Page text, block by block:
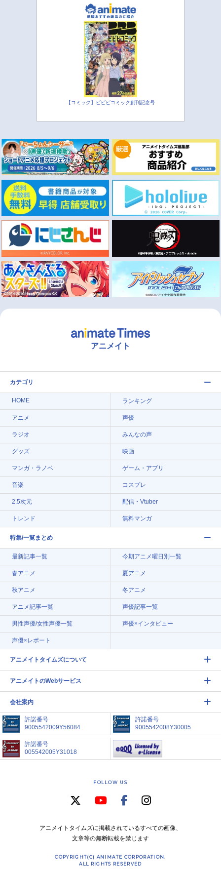
【コミック】ビビビコミック創刊記念号
アニメイト
カテゴリ
HOME ランキング
アニメ 声優
ラジオ みんなの声
グッズ 映画
マンガ・ラノベ ゲーム・アプリ
音楽 コスプレ
2.5次元 配信・Vtuber
トレンド 無料マンガ
特集/一覧まとめ
最新記事一覧 今期アニメ曜日別一覧
春アニメ 夏アニメ
秋アニメ 冬アニメ
アニメ記事一覧 声優記事一覧
男性声優/女性声優一覧 声優×インタビュー
声優×レポート
アニメイトタイムズについて
アニメイトのWebサービス
会社案内
許諾番号
9005542009Y56084
許諾番号
9005542008Y30005
許諾番号
005542005Y31018
FOLLOW US
アニメイトタイムズに掲載されているすべての画像、
文章等の無断転載を禁じます
COPYRIGHT(C) ANIMATE CORPORATION.
ALL RIGHTS RESERVED